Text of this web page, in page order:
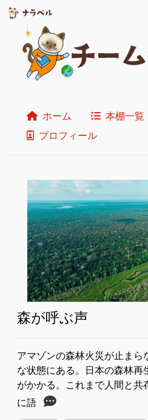
ホーム 本棚一覧
プロフィール
森が呼ぶ声
アマゾンの森林火災が止まら
な状態にある。日本の森林再
がかかる。これまで人間と共
に語